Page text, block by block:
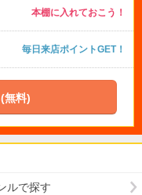
本棚に入れておこう！
毎日来店ポイントGET！
無料)
ルで探す